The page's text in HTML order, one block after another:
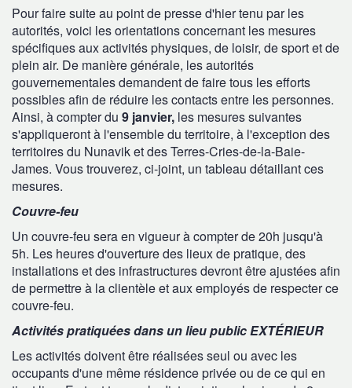
Pour faire suite au point de presse d'hier tenu par les
autorités, voici les orientations concernant les mesures
spécifiques aux activités physiques, de loisir, de sport et de
plein air. De manière générale, les autorités
gouvernementales demandent de faire tous les efforts
possibles afin de réduire les contacts entre les personnes.
Ainsi, à compter du 9 janvier, les mesures suivantes
s'appliqueront à l'ensemble du territoire, à l'exception des
territoires du Nunavik et des Terres-Cries-de-la-Baie-
James. Vous trouverez, ci-joint, un tableau détaillant ces
mesures.
Couvre-feu
Un couvre-feu sera en vigueur à compter de 20h jusqu'à
5h. Les heures d'ouverture des lieux de pratique, des
installations et des infrastructures devront être ajustées afin
de permettre à la clientèle et aux employés de respecter ce
couvre-feu.
Activités pratiquées dans un lieu public EXTÉRIEUR
Les activités doivent être réalisées seul ou avec les
occupants d'une même résidence privée ou de ce qui en